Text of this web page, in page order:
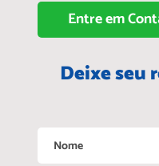
Entre em
Deixe seu